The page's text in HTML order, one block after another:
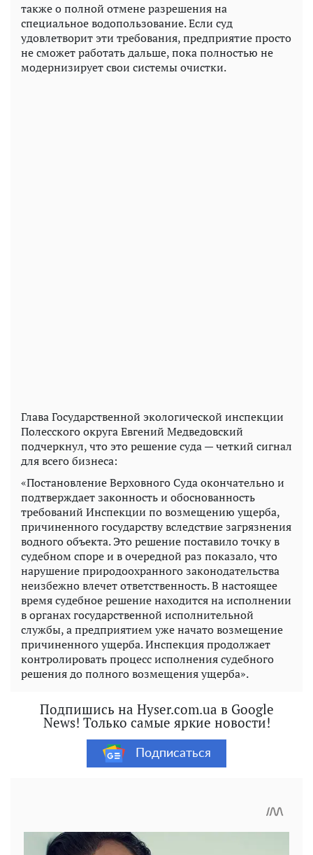
также о полной отмене разрешения на
специальное водопользование. Если суд
удовлетворит эти требования, предприятие просто
не сможет работать дальше, пока полностью не
модернизирует свои системы очистки.
Глава Государственной экологической инспекции
Полесского округа Евгений Медведовский
подчеркнул, что это решение суда — четкий сигнал
для всего бизнеса:
«Постановление Верховного Суда окончательно и
подтверждает законность и обоснованность
требований Инспекции по возмещению ущерба,
причиненного государству вследствие загрязнения
водного объекта. Это решение поставило точку в
судебном споре и в очередной раз показало, что
нарушение природоохранного законодательства
неизбежно влечет ответственность. В настоящее
время судебное решение находится на исполнении
в органах государственной исполнительной
службы, а предприятием уже начато возмещение
причиненного ущерба. Инспекция продолжает
контролировать процесс исполнения судебного
решения до полного возмещения ущерба».
Подпишись на Hyser.com.ua в Google
News! Только самые яркие новости!
Подписаться